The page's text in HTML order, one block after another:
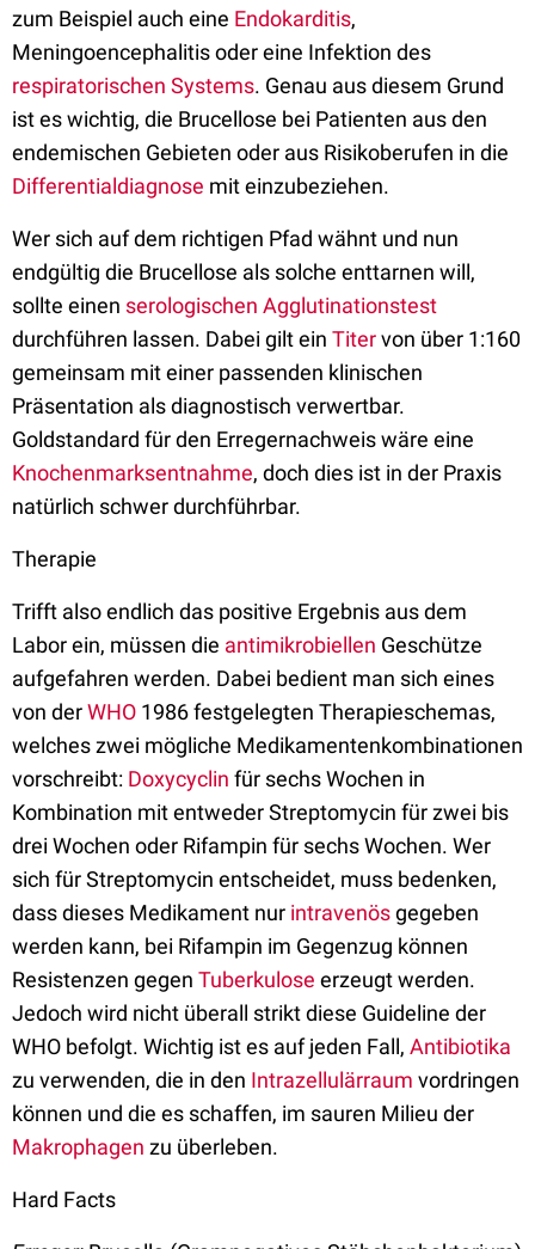
zum Beispiel auch eine Endokarditis,
Meningoencephalitis oder eine Infektion des
respiratorischen Systems. Genau aus diesem Grund
ist es wichtig, die Brucellose bei Patienten aus den
endemischen Gebieten oder aus Risikoberufen in die
Differentialdiagnose mit einzubeziehen.
Wer sich auf dem richtigen Pfad wähnt und nun
endgültig die Brucellose als solche enttarnen will,
sollte einen serologischen Agglutinationstest
durchführen lassen. Dabei gilt ein Titervon über 1:160
gemeinsam mit einer passenden klinischen
Präsentation als diagnostisch verwertbar.
Goldstandard für den Erregernachweis wäre eine
Knochenmarksentnahme, doch dies ist in der Praxis
natürlich schwer durchführbar.
Therapie
Trifft also endlich das positive Ergebnis aus dem
Labor ein, müssen die antimikrobiellen Geschütze
aufgefahren werden. Dabei bedient man sich eines
von derWHO 1986 festgelegten Therapieschemas,
welches zwei mögliche Medikamentenkombinationen
vorschreibt: Doxycyclin für sechs Wochen in
Kombination mit entweder Streptomycin für zwei bis
drei Wochen oder Rifampin für sechs Wochen. Wer
sich für Streptomycin entscheidet, muss bedenken,
dass dieses Medikament nur intravenösgegeben
werden kann, bei Rifampin im Gegenzug können
Resistenzen gegen Tuberkulose erzeugt werden.
Jedoch wird nicht überall strikt diese Guideline der
WHO befolgt. Wichtig ist es auf jeden Fall, Antibiotika
zu verwenden, die in den Intrazellulärraum vordringen
können und die es schaffen, im sauren Milieu der
Makrophagen zu überleben.
Hard Facts